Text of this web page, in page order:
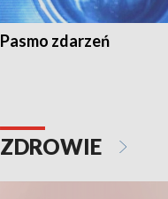
Pasmo zdarzeń
ZDROWIE